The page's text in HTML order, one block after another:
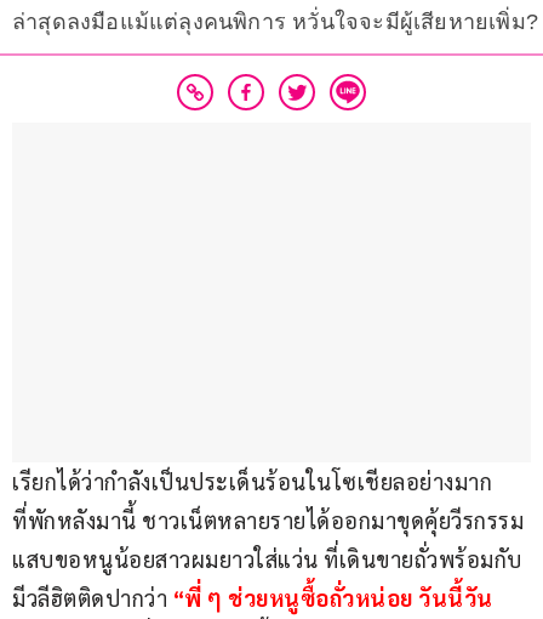
ล่าสุดลงมือแม้แต่ลุงคนพิการ หวั่นใจจะมีผู้เสียหายเพิ่ม?
เรียกได้ว่ากำลังเป็นประเด็นร้อนในโซเชียลอย่างมาก
ที่พักหลังมานี้ ชาวเน็ตหลายรายได้ออกมาขุดคุ้ยวีรกรรม
แสบขอหนูน้อยสาวผมยาวใส่แว่น ที่เดินขายถั่วพร้อมกับ
มีวลีฮิตติดปากว่า “พี่ ๆ ช่วยหนูซื้อถั่วหน่อย วันนี้วัน